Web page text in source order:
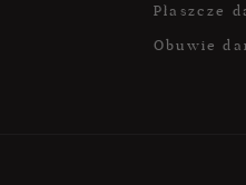
Płaszcze
Obuwie